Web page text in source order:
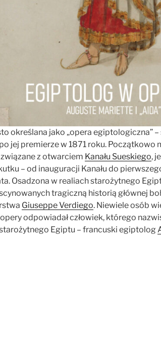
określana jako „opera egiptologiczna” –
jej premierze w 1871 roku. Początkowo
z otwarciem Kanału Sueskiego,
– od inauguracji Kanału do
Osadzona w realiach starożytnego
tragiczną historią głównej
Giuseppe Verdiego. Niewiele osób
odpowiadał człowiek, którego
Egiptu – francuski egiptolog